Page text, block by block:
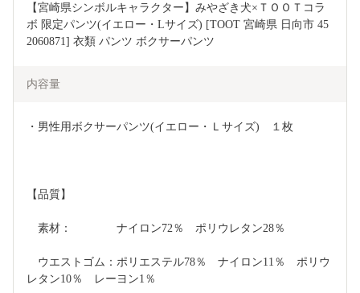
【宮崎県シンボルキャラクター】みやざき犬×ＴＯＯＴコラ
ボ 限定パンツ(イエロー・Lサイズ) [TOOT 宮崎県 日向市 45
2060871] 衣類 パンツ ボクサーパンツ
内容量
・男性用ボクサーパンツ(イエロー・Ｌサイズ)　１枚
【品質】
素材：　　　　ナイロン72％　ポリウレタン28％
ウエストゴム：ポリエステル78％　ナイロン11％　ポリウ
レタン10％　レーヨン1％